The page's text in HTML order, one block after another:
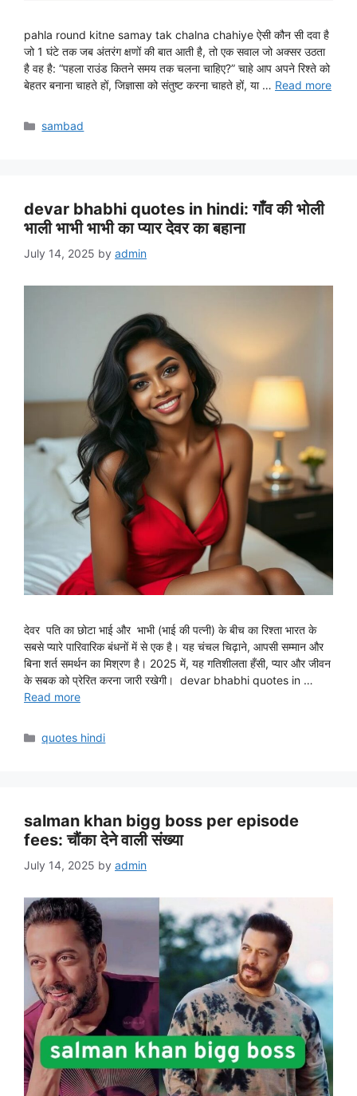
pahla round kitne samay tak chalna chahiye ऐसी कौन सी दवा है
जो 1 घंटे तक जब अंतरंग क्षणों की बात आती है, तो एक सवाल जो अक्सर उठता
है वह है: “पहला राउंड कितने समय तक चलना चाहिए?” चाहे आप अपने रिश्ते को
बेहतर बनाना चाहते हों, जिज्ञासा को संतुष्ट करना चाहते हों, या … Read more
Categories
sambad
devar bhabhi quotes in hindi: गाँव की भोली
भाली भाभी भाभी का प्यार देवर का बहाना
July 14, 2025 by admin
देवर पति का छोटा भाई और भाभी (भाई की पत्नी) के बीच का रिश्ता भारत के
सबसे प्यारे पारिवारिक बंधनों में से एक है। यह चंचल चिढ़ाने, आपसी सम्मान और
बिना शर्त समर्थन का मिश्रण है। 2025 में, यह गतिशीलता हँसी, प्यार और जीवन
के सबक को प्रेरित करना जारी रखेगी। devar bhabhi quotes in …
Read more
Categories
quotes hindi
salman khan bigg boss per episode
fees: चौंका देने वाली संख्या
July 14, 2025 by admin